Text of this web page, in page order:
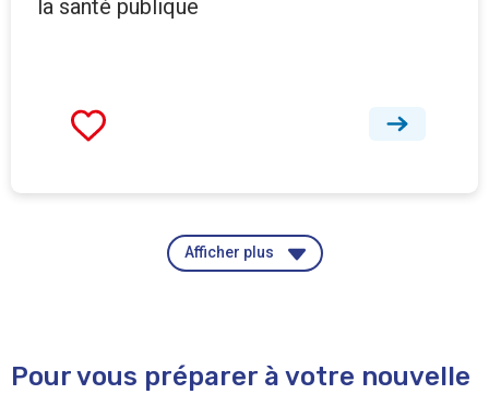
la santé publique
Afficher plus
Pour vous préparer à votre nouvelle